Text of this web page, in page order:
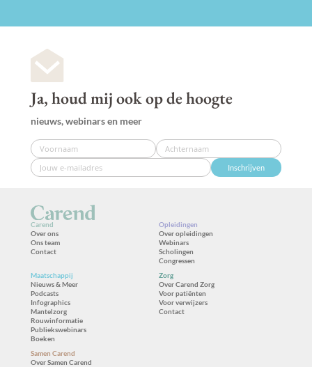
Ja, houd mij ook op de hoogte
nieuws, webinars en meer
Inschrijven
Carend
Over ons
Ons team
Contact
Opleidingen
Over opleidingen
Webinars
Scholingen
Congressen
Maatschappij
Nieuws & Meer
Podcasts
Infographics
Mantelzorg
Rouwinformatie
Publiekswebinars
Boeken
Zorg
Over Carend Zorg
Voor patiënten
Voor verwijzers
Contact
Samen Carend
Over Samen Carend